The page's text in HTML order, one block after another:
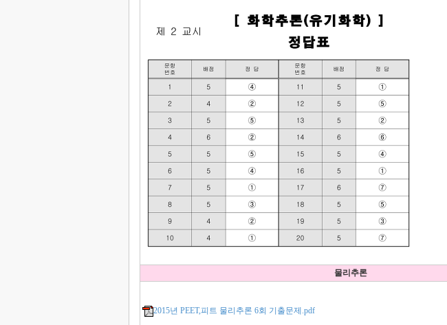
물리추론
2015년 PEET,피트 물리추론 6회 기출문제.pdf